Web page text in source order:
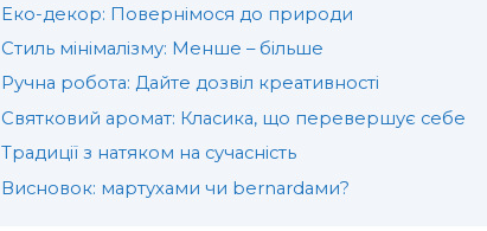
Еко-декор: Повернімося до природи
Стиль мінімалізму: Менше – більше
Ручна робота: Дайте дозвіл креативності
Святковий аромат: Класика, що перевершує себе
Традиції з натяком на сучасність
Висновок: мартухами чи bernardами?